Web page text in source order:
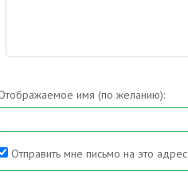
имя (по желанию):
Отправить мне письмо на это